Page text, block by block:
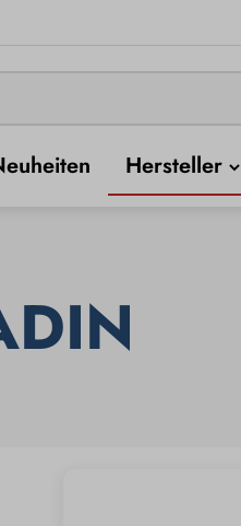
Hersteller